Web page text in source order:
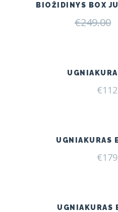
BIOŽIDINYS BOX
€249.00
€
UGNIAKURAS
€
UGNIAKURAS